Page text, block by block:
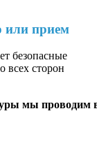
или прием
безопасные
всех сторон
мы проводим